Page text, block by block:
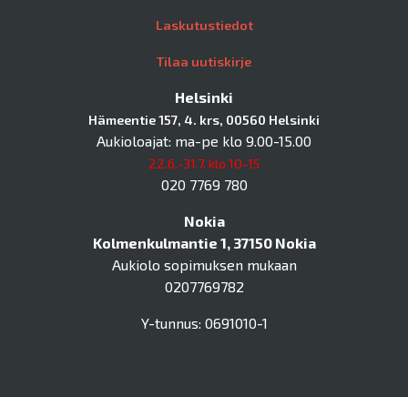
Laskutustiedot
Tilaa uutiskirje
Helsinki
Hämeentie 157, 4. krs, 00560 Helsinki
Aukioloajat: ma-pe klo 9.00-15.00
22.6.-31.7. klo 10-15
020 7769 780
Nokia
Kolmenkulmantie 1, 37150 Nokia
Aukiolo sopimuksen mukaan
0207769782
Y-tunnus: 0691010-1